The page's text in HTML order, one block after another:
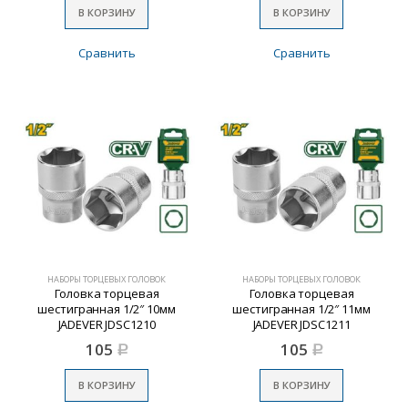
В КОРЗИНУ
Сравнить
В КОРЗИНУ
Сравнить
НАБОРЫ ТОРЦЕВЫХ ГОЛОВОК
Головка торцевая
шестигранная 1/2″ 10мм
JADEVER JDSC1210
105 Р
В КОРЗИНУ
НАБОРЫ ТОРЦЕВЫХ ГОЛОВОК
Головка торцевая
шестигранная 1/2″ 11мм
JADEVER JDSC1211
105 Р
В КОРЗИНУ